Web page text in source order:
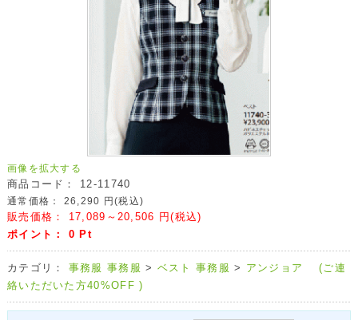
画像を拡大する
商品コード： 12-11740
通常価格： 26,290 円(税込)
販売価格： 17,089～20,506 円(税込)
ポイント： 0 Pt
カテゴリ： 事務服 事務服 > ベスト 事務服 > アンジョア (ご連
絡いただいた方40%OFF )